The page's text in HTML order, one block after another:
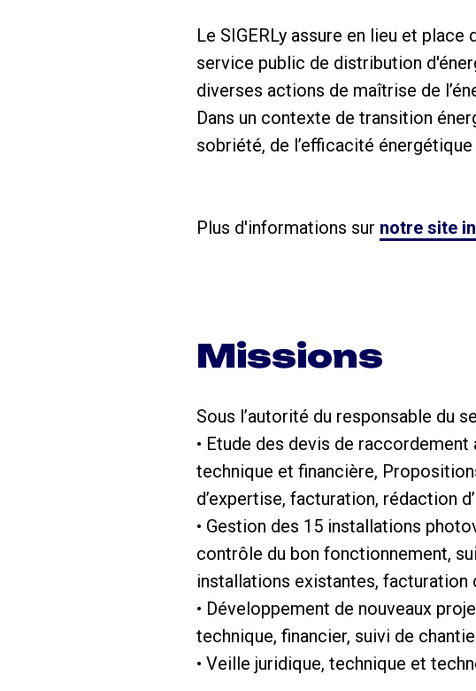
Le SIGERLy assure en lieu et
service public de distribution
diverses actions de maîtrise de
Dans un contexte de transition
sobriété, de l’efficacité
Plus d'informations sur notre site
Missions
Sous l’autorité du responsable du
• Etude des devis de
technique et financière,
d’expertise, facturation, rédaction
• Gestion des 15 installations
contrôle du bon fonctionnement,
installations existantes, facturation
• Développement de nouveaux
technique, financier, suivi de
• Veille juridique, technique et